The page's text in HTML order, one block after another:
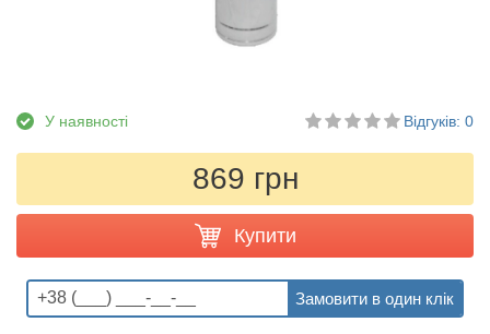
У наявності Відгуків: 0
869 грн
Купити